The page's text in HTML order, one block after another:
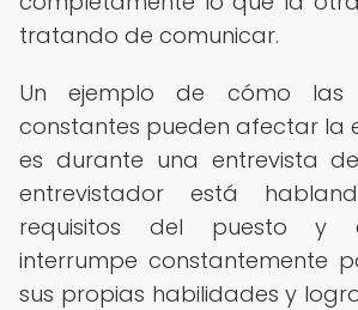
tratando de comunicar.
Un ejemplo de cómo las
constantes pueden afectar la
es durante una entrevista
entrevistador está
requisitos del puesto y
interrumpe constantemente
sus propias habilidades y